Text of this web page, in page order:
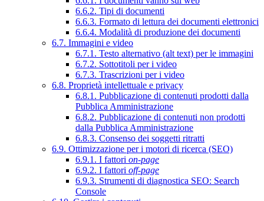
6.6.2. Tipi di documenti
6.6.3. Formato di lettura dei documenti elettronici
6.6.4. Modalità di produzione dei documenti
6.7. Immagini e video
6.7.1. Testo alternativo (alt text) per le immagini
6.7.2. Sottotitoli per i video
6.7.3. Trascrizioni per i video
6.8. Proprietà intellettuale e privacy
6.8.1. Pubblicazione di contenuti prodotti dalla
Pubblica Amministrazione
6.8.2. Pubblicazione di contenuti non prodotti
dalla Pubblica Amministrazione
6.8.3. Consenso dei soggetti ritratti
6.9. Ottimizzazione per i motori di ricerca (SEO)
6.9.1. I fattori on-page
6.9.2. I fattori off-page
6.9.3. Strumenti di diagnostica SEO: Search
Console